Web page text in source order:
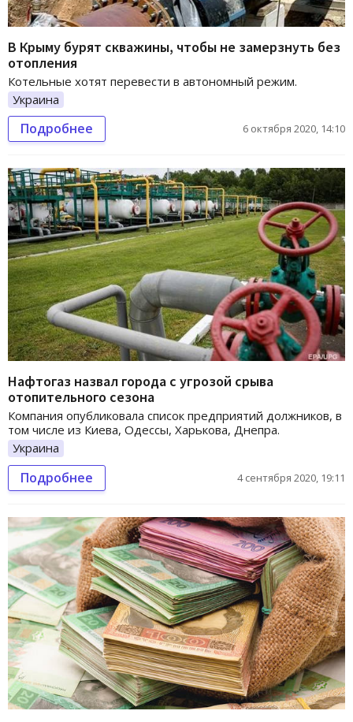
В Крыму бурят скважины, чтобы не замерзнуть без
отопления
Котельные хотят перевести в автономный режим.
Украина
Подробнее 6 октября 2020, 14:10
Нафтогаз назвал города с угрозой срыва
отопительного сезона
Компания опубликовала список предприятий должников, в
том числе из Киева, Одессы, Харькова, Днепра.
Украина
Подробнее 4 сентября 2020, 19:11